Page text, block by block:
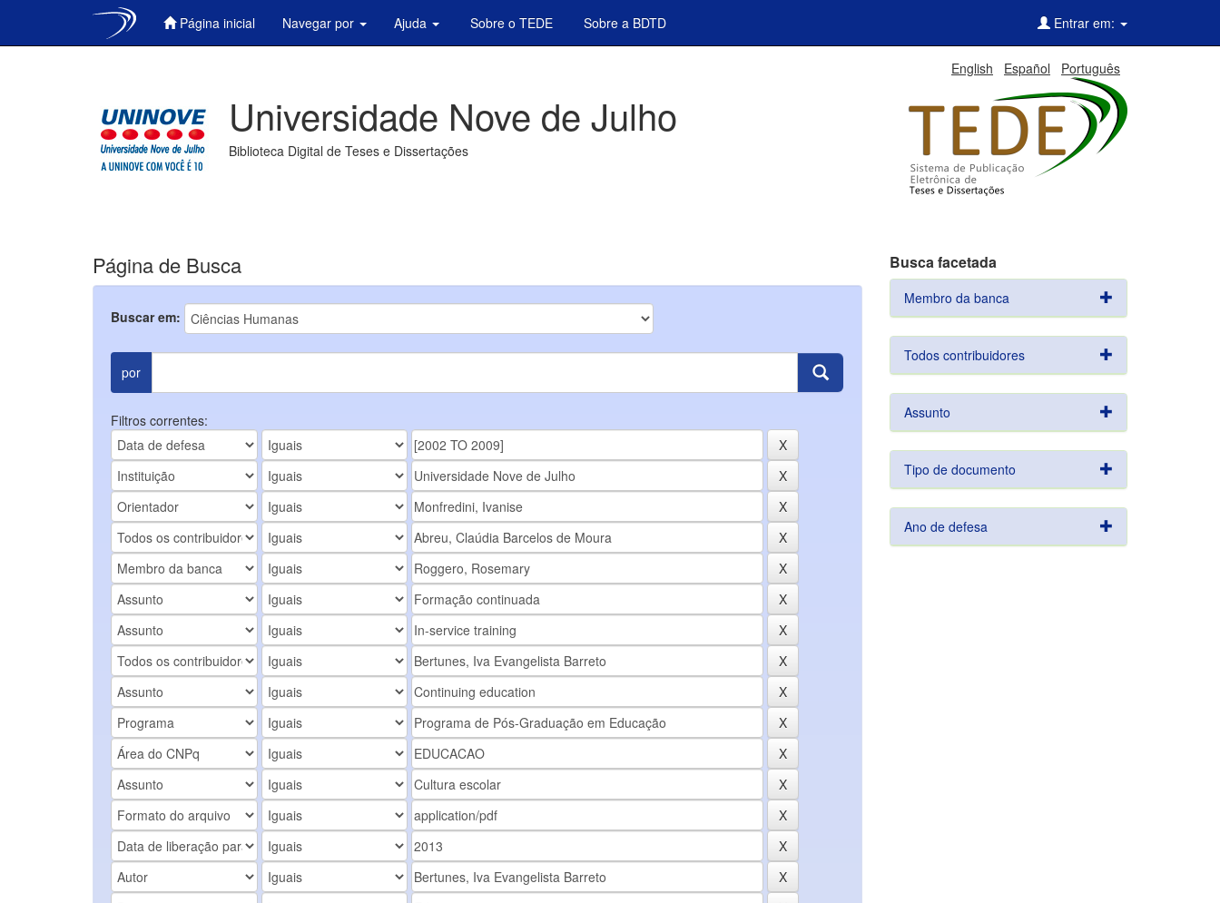
Página inicial Navegar por Ajuda Sobre o TEDE Sobre a BDTD Entrar em:
English Español Português
Universidade Nove de Julho
Biblioteca Digital de Teses e Dissertações
Página de Busca
Buscar em:
por
Filtros correntes:
Busca facetada
Membro da banca
Todos contribuidores
Assunto
Tipo de documento
Ano de defesa